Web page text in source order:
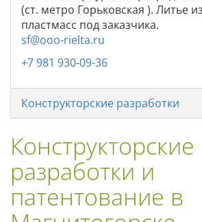
(ст. метро Горьковская ). Литье
пластмасс под заказчика.
sf@ooo-rielta.ru
+7 981 930-09-36
Конструкторские разработки
Конструкторские
разработки и
патентование в